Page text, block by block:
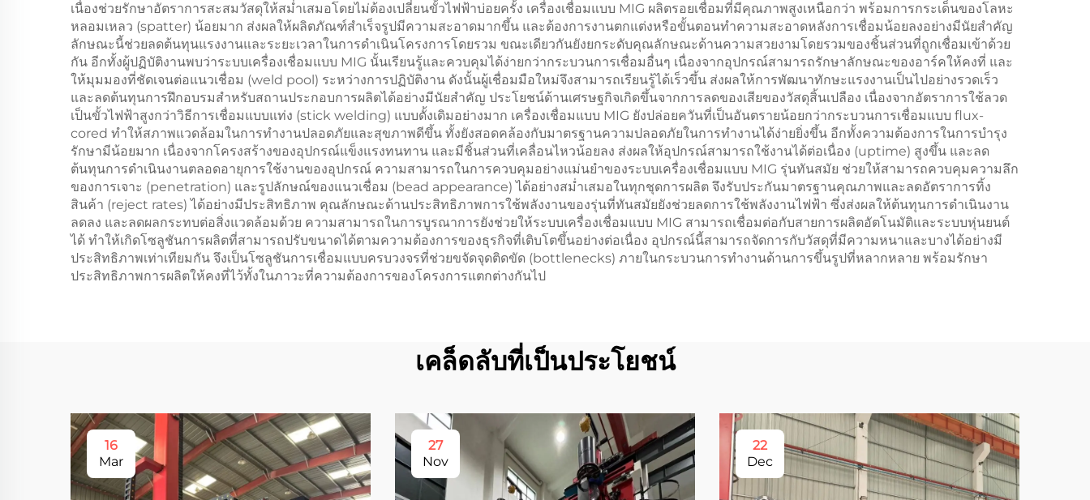
เนื่องช่วยรักษาอัตราการสะสมวัสดุให้สม่ำเสมอโดยไม่ต้องเปลี่ยนขั้วไฟฟ้าบ่อยครั้ง เครื่องเชื่อมแบบ MIG ผลิตรอยเชื่อมที่มีคุณภาพสูงเหนือกว่า พร้อมการกระเด็นของโลหะ
หลอมเหลว (spatter) น้อยมาก ส่งผลให้ผลิตภัณฑ์สำเร็จรูปมีความสะอาดมากขึ้น และต้องการงานตกแต่งหรือขั้นตอนทำความสะอาดหลังการเชื่อมน้อยลงอย่างมีนัยสำคัญ
ลักษณะนี้ช่วยลดต้นทุนแรงงานและระยะเวลาในการดำเนินโครงการโดยรวม ขณะเดียวกันยังยกระดับคุณลักษณะด้านความสวยงามโดยรวมของชิ้นส่วนที่ถูกเชื่อมเข้าด้วย
กัน อีกทั้งผู้ปฏิบัติงานพบว่าระบบเครื่องเชื่อมแบบ MIG นั้นเรียนรู้และควบคุมได้ง่ายกว่ากระบวนการเชื่อมอื่นๆ เนื่องจากอุปกรณ์สามารถรักษาลักษณะของอาร์คให้คงที่ และ
ให้มุมมองที่ชัดเจนต่อแนวเชื่อม (weld pool) ระหว่างการปฏิบัติงาน ดังนั้นผู้เชื่อมมือใหม่จึงสามารถเรียนรู้ได้เร็วขึ้น ส่งผลให้การพัฒนาทักษะแรงงานเป็นไปอย่างรวดเร็ว
และลดต้นทุนการฝึกอบรมสำหรับสถานประกอบการผลิตได้อย่างมีนัยสำคัญ ประโยชน์ด้านเศรษฐกิจเกิดขึ้นจากการลดของเสียของวัสดุสิ้นเปลือง เนื่องจากอัตราการใช้ลวด
เป็นขั้วไฟฟ้าสูงกว่าวิธีการเชื่อมแบบแท่ง (stick welding) แบบดั้งเดิมอย่างมาก เครื่องเชื่อมแบบ MIG ยังปล่อยควันที่เป็นอันตรายน้อยกว่ากระบวนการเชื่อมแบบ flux-
cored ทำให้สภาพแวดล้อมในการทำงานปลอดภัยและสุขภาพดีขึ้น ทั้งยังสอดคล้องกับมาตรฐานความปลอดภัยในการทำงานได้ง่ายยิ่งขึ้น อีกทั้งความต้องการในการบำรุง
รักษามีน้อยมาก เนื่องจากโครงสร้างของอุปกรณ์แข็งแรงทนทาน และมีชิ้นส่วนที่เคลื่อนไหวน้อยลง ส่งผลให้อุปกรณ์สามารถใช้งานได้ต่อเนื่อง (uptime) สูงขึ้น และลด
ต้นทุนการดำเนินงานตลอดอายุการใช้งานของอุปกรณ์ ความสามารถในการควบคุมอย่างแม่นยำของระบบเครื่องเชื่อมแบบ MIG รุ่นทันสมัย ช่วยให้สามารถควบคุมความลึก
ของการเจาะ (penetration) และรูปลักษณ์ของแนวเชื่อม (bead appearance) ได้อย่างสม่ำเสมอในทุกชุดการผลิต จึงรับประกันมาตรฐานคุณภาพและลดอัตราการทิ้ง
สินค้า (reject rates) ได้อย่างมีประสิทธิภาพ คุณลักษณะด้านประสิทธิภาพการใช้พลังงานของรุ่นที่ทันสมัยยังช่วยลดการใช้พลังงานไฟฟ้า ซึ่งส่งผลให้ต้นทุนการดำเนินงาน
ลดลง และลดผลกระทบต่อสิ่งแวดล้อมด้วย ความสามารถในการบูรณาการยังช่วยให้ระบบเครื่องเชื่อมแบบ MIG สามารถเชื่อมต่อกับสายการผลิตอัตโนมัติและระบบหุ่นยนต์
ได้ ทำให้เกิดโซลูชันการผลิตที่สามารถปรับขนาดได้ตามความต้องการของธุรกิจที่เติบโตขึ้นอย่างต่อเนื่อง อุปกรณ์นี้สามารถจัดการกับวัสดุที่มีความหนาและบางได้อย่างมี
ประสิทธิภาพเท่าเทียมกัน จึงเป็นโซลูชันการเชื่อมแบบครบวงจรที่ช่วยขจัดจุดติดขัด (bottlenecks) ภายในกระบวนการทำงานด้านการขึ้นรูปที่หลากหลาย พร้อมรักษา
ประสิทธิภาพการผลิตให้คงที่ไว้ทั้งในภาวะที่ความต้องการของโครงการแตกต่างกันไป
เคล็ดลับที่เป็นประโยชน์
16
Mar
27
Nov
22
Dec